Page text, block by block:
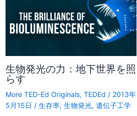
生物発光の力：地下世界を照
らす
More TED-Ed Originals, TEDEd / 2013年
5月15日 / 生存率, 生物発光, 遺伝子工学